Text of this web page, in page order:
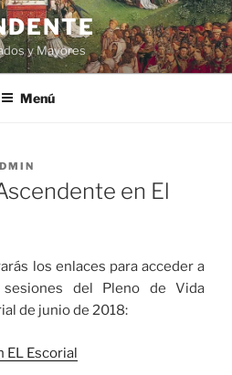
y Mayores
Menú
en El
los enlaces para acceder a
del Pleno de Vida
de junio de 2018:
EL Escorial